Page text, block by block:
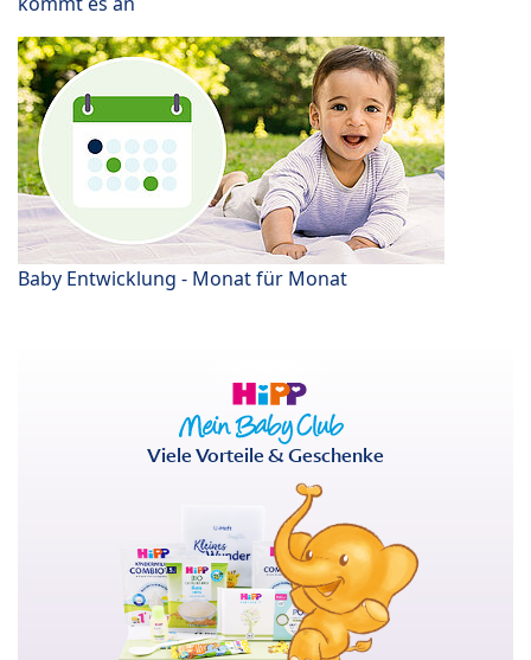
Baby Entwicklung - Monat für Monat
Viele Vorteile & Geschenke